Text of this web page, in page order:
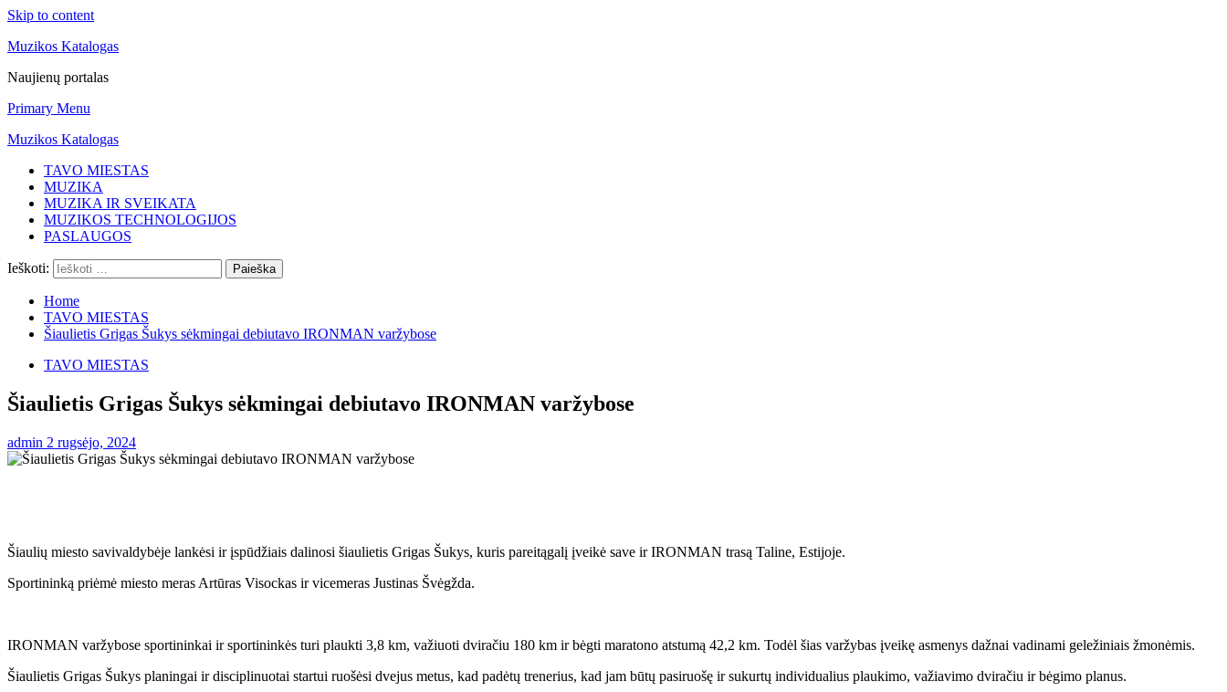
Skip to content
Muzikos Katalogas
Naujienų portalas
Primary Menu
Muzikos Katalogas
TAVO MIESTAS
MUZIKA
MUZIKA IR SVEIKATA
MUZIKOS TECHNOLOGIJOS
PASLAUGOS
Ieškoti:
Home
TAVO MIESTAS
Šiaulietis Grigas Šukys sėkmingai debiutavo IRONMAN varžybose
TAVO MIESTAS
Šiaulietis Grigas Šukys sėkmingai debiutavo IRONMAN varžybose
admin 2 rugsėjo, 2024
Šiaulių miesto savivaldybėje lankėsi ir įspūdžiais dalinosi šiaulietis Grigas Šukys, kuris pareitągalį įveikė save ir IRONMAN trasą Taline, Estijoje.
Sportininką priėmė miesto meras Artūras Visockas ir vicemeras Justinas Švėgžda.
IRONMAN varžybose sportininkai ir sportininkės turi plaukti 3,8 km, važiuoti dviračiu 180 km ir bėgti maratono atstumą 42,2 km. Todėl šias varžybas įveikę asmenys dažnai vadinami geležiniais žmonėmis.
Šiaulietis Grigas Šukys planingai ir disciplinuotai startui ruošėsi dvejus metus, kad padėtų trenerius, kad jam būtų pasiruošę ir sukurtų individualius plaukimo, važiavimo dviračiu ir bėgimo planus.